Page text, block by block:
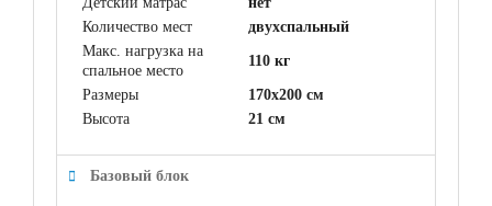
Количество мест
двухспальный
Макс. нагрузка на
спальное место
110 кг
Размеры
170x200 см
Высота
21 см
Базовый блок